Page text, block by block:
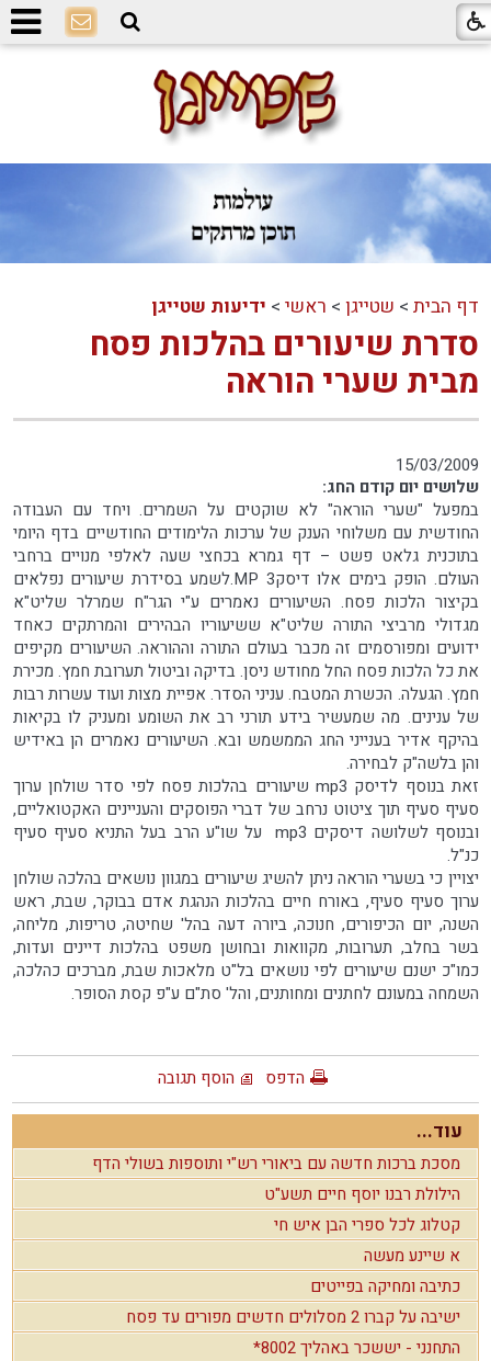
דף הבית > שטייגן > ראשי > ידיעות שטייגן
סדרת שיעורים בהלכות פסח
מבית שערי הוראה
15/03/2009
שלושים יום קודם החג:
במפעל "שערי הוראה" לא שוקטים על השמרים. ויחד עם העבודה
החודשית עם משלוחי הענק של ערכות הלימודים החודשיים בדף היומי
בתוכנית גלאט פשט – דף גמרא בכחצי שעה לאלפי מנויים ברחבי
העולם. הופק בימים אלו דיסק3 MP.לשמע בסידרת שיעורים נפלאים
בקיצור הלכות פסח. השיעורים נאמרים ע"י הגר"ח שמרלר שליט"א
מגדולי מרביצי התורה שליט"א ששיעוריו הבהירים והמרתקים כאחד
ידועים ומפורסמים זה מכבר בעולם התורה וההוראה. השיעורים מקיפים
את כל הלכות פסח החל מחודש ניסן. בדיקה וביטול תערובת חמץ. מכירת
חמץ. הגעלה. הכשרת המטבח. עניני הסדר. אפיית מצות ועוד עשרות רבות
של ענינים. מה שמעשיר בידע תורני רב את השומע ומעניק לו בקיאות
בהיקף אדיר בענייני החג הממשמש ובא. השיעורים נאמרים הן באידיש
והן בלשה"ק לבחירה.
זאת בנוסף לדיסק mp3 שיעורים בהלכות פסח לפי סדר שולחן ערוך
סעיף סעיף תוך ציטוט נרחב של דברי הפוסקים והעניינים האקטואליים,
ובנוסף לשלושה דיסקים mp3 על שו"ע הרב בעל התניא סעיף סעיף
כנ"ל.
יצויין כי בשערי הוראה ניתן להשיג שיעורים במגוון נושאים בהלכה שולחן
ערוך סעיף סעיף, באורח חיים בהלכות הנהגת אדם בבוקר, שבת, ראש
השנה, יום הכיפורים, חנוכה, ביורה דעה בהל' שחיטה, טריפות, מליחה,
בשר בחלב, תערובות, מקוואות ובחושן משפט בהלכות דיינים ועדות,
כמו"כ ישנם שיעורים לפי נושאים בל"ט מלאכות שבת, מברכים כהלכה,
השמחה במעונם לחתנים ומחותנים, והל' סת"ם ע"פ קסת הסופר.
הדפס הוסף תגובה
עוד...
מסכת ברכות חדשה עם ביאורי רש"י ותוספות בשולי הדף
הילולת רבנו יוסף חיים תשע"ט
קטלוג לכל ספרי הבן איש חי
א שיינע מעשה
כתיבה ומחיקה בפייטים
ישיבה על קברו 2 מסלולים חדשים מפורים עד פסח
התחנני - יששכר באהליך 8002*